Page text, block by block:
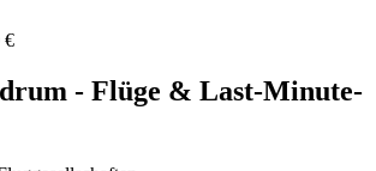
€
- Flüge & Last-Minute-